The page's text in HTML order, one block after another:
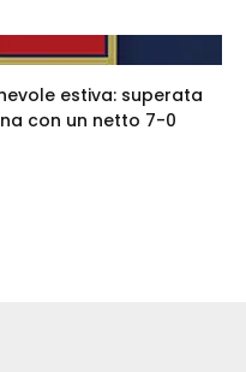
estiva: superata
con un netto 7-0